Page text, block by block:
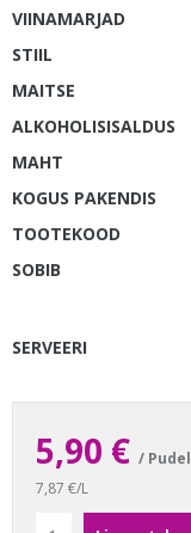
VIINAMARJAD
STIIL
MAITSE
ALKOHOLISISALDUS
MAHT
KOGUS PAKENDIS
TOOTEKOOD
SOBIB
SERVEERI
5,90 € / Pudel
7,87 €/L